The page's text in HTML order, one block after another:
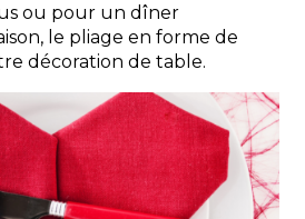
ou pour un dîner
le pliage en forme de
décoration de table.